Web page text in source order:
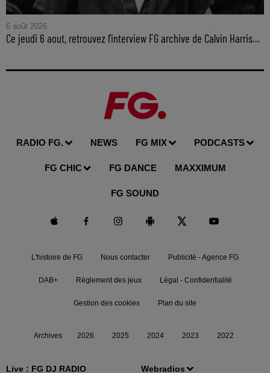
Live : FG DJ RADIO Webradios
6 août 2026
Ce jeudi 6 aout, retrouvez l'interview FG archive de Calvin Harris...
RADIO FG. NEWS FG MIX PODCASTS
FG CHIC FG DANCE MAXXIMUM
FG SOUND
L'histoire de FG Nous contacter Publicité - Agence FG
DAB+ Règlement des jeux Légal - Confidentialité
Gestion des cookies Plan du site
Archives 2026 2025 2024 2023 2022